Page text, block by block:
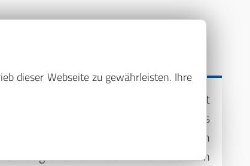
professionell, freundlich und engagiert
ein offenes Ohr und verstand es
verständlich zu machen. Ich bin
und kann die Firma Waltmann
dieser Webseite zu gewährleisten. Ihre